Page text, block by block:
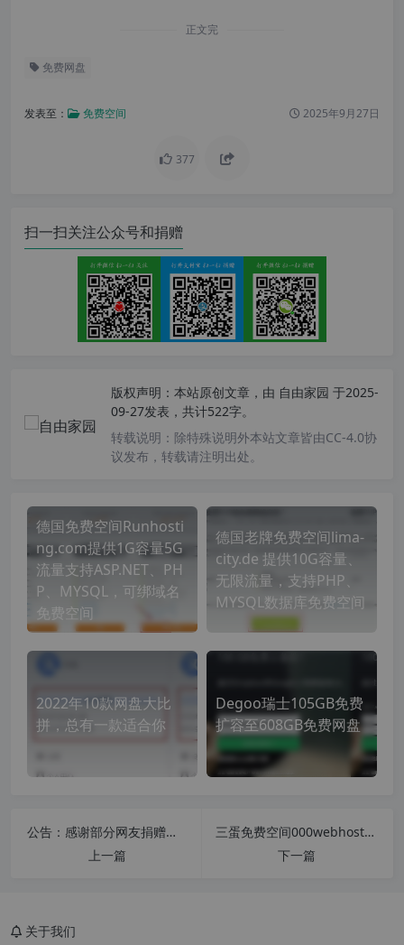
正文完
免费网盘
发表至： 免费空间 2025年9月27日
377
扫一扫关注公众号和捐赠
版权声明： 本站原创文章，由 自由家园 于2025-
09-27发表，共计522字。
转载说明： 除特殊说明外本站文章皆由CC-4.0协
议发布，转载请注明出处。
德国免费空间Runhosti
ng.com提供1G容量5G
流量支持ASP.NET、PH
P、MYSQL，可绑域名
免费空间
德国老牌免费空间lima-
city.de 提供10G容量、
无限流量，支持PHP、
MYSQL数据库免费空间
2022年10款网盘大比
拼，总有一款适合你
Degoo瑞士105GB免费
扩容至608GB免费网盘
公告：感谢部分网友捐赠，你的访问可能会使网站存在的时间比站长年龄还要长，附稀缺软件列表
上一篇
三蛋免费空间000webhost免费1.5G php空间_100G流量免费空间申请使用
下一篇
关于我们